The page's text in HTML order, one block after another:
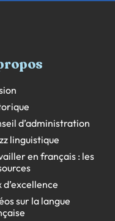
d’administration
linguistique
en français : les
d’excellence
sur la langue